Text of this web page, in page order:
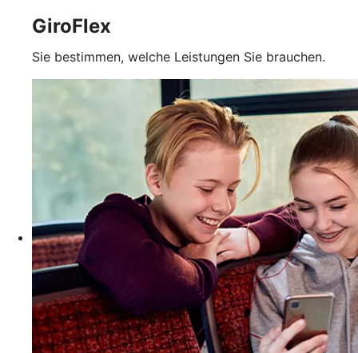
GiroFlex
Sie bestimmen, welche Leistungen Sie brauchen.